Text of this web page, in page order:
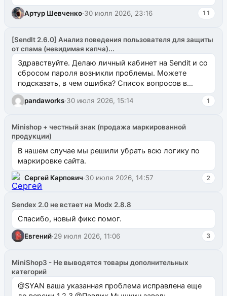
Артур Шевченко·30 июля 2026, 23:16 11
[SendIt 2.6.0] Анализ поведения пользователя для защиты
от спама (невидимая капча)...
Здравствуйте. Делаю личный кабинет на Sendit и со
сбросом пароля возникли проблемы. Можете
подсказать, в чем ошибка? Список вопросов в
одноименном разделе на modx.pro пока пуст, и,...
pandaworks·30 июля 2026, 15:14 1
Minishop + честный знак (продажа маркированной
продукции)
В нашем случае мы решили убрать всю логику по
маркировке сайта.
Сергей Карпович·30 июля 2026, 14:57 2
Sendex 2.0 не встает на Modx 2.8.8
Спасибо, новый фикс помог.
Евгений·29 июля 2026, 11:06 3
MiniShop3 - Не выводятся товары дополнительных
категорий
@SYAN ваша указанная проблема исправлена еще